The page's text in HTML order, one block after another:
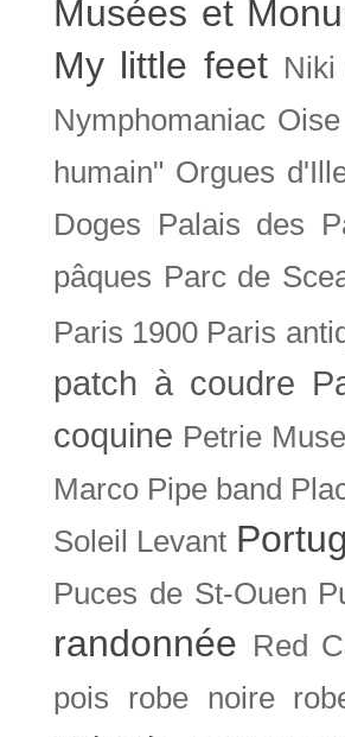
Musées et
My little feet Niki
Nymphomaniac Oise
humain" Orgues
Doges
Palais des
pâques Parc de
Paris 1900 Paris
patch à coudre
coquine Petrie
Marco Pipe band
Soleil Levant
Puces de St-Ouen
randonnée Red
pois
robe noire